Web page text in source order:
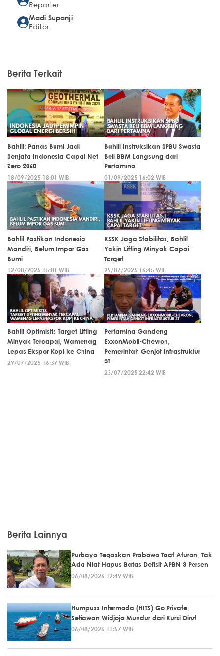
Reporter
Madi Supanji
Editor
Berita Terkait
Bahlil: Panas Bumi Jadi
Senjata Indonesia Capai Net
Zero 2060
18/09/2025 18:01 WIB
Bahlil Instruksikan SPBU Swasta
Beli BBM Langsung dari
Pertamina
01/09/2025 16:02 WIB
Bahlil Pastikan Indonesia
Mandiri, Belum Impor Gas
Bumi
12/08/2025 15:01 WIB
KSSK Jaga Stabilitas, Bahlil
Yakin Lifting Minyak Capai
Target
29/07/2025 16:45 WIB
Bahlil Optimistis Target Lifting
Minyak Tercapai, Wamenag
Lepas Ekspor Kopi ke China
29/07/2025 16:39 WIB
Pertamina Gandeng
ExxonMobil-Chevron,
Pemerintah Genjot Infrastruktur
3T
23/07/2025 22:42 WIB
Berita Lainnya
Purbaya Tegaskan Prabowo Taat Aturan, Tak
Ada Niat Hapus Batas Defisit APBN 3 Persen
06/08/2026 12:49 WIB
Humpuss Intermoda (HITS) Go Private,
Setiawan Widjojo Mundur dari Kursi Dirut
06/08/2026 11:57 WIB